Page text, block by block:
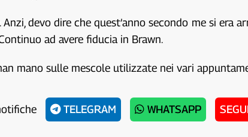
devo dire che quest’anno secondo me si era
ad avere fiducia in Brawn.
mano sulle mescole utilizzate nei vari
TELEGRAM WHATSAPP